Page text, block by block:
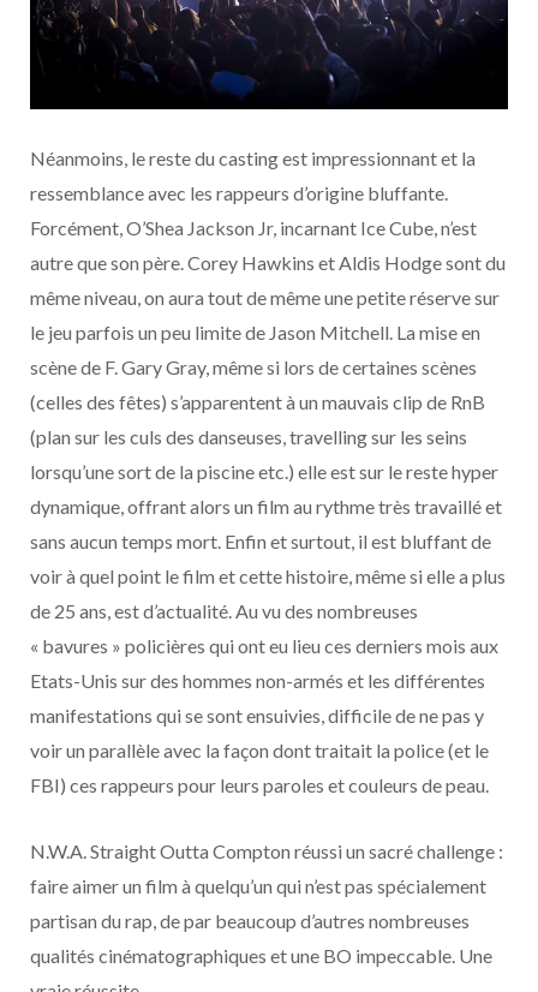
Néanmoins, le reste du casting est impressionnant et la
ressemblance avec les rappeurs d’origine bluffante.
Forcément, O’Shea Jackson Jr, incarnant Ice Cube, n’est
autre que son père. Corey Hawkins et Aldis Hodge sont du
même niveau, on aura tout de même une petite réserve sur
le jeu parfois un peu limite de Jason Mitchell. La mise en
scène de F. Gary Gray, même si lors de certaines scènes
(celles des fêtes) s’apparentent à un mauvais clip de RnB
(plan sur les culs des danseuses, travelling sur les seins
lorsqu’une sort de la piscine etc.) elle est sur le reste hyper
dynamique, offrant alors un film au rythme très travaillé et
sans aucun temps mort. Enfin et surtout, il est bluffant de
voir à quel point le film et cette histoire, même si elle a plus
de 25 ans, est d’actualité. Au vu des nombreuses
« bavures » policières qui ont eu lieu ces derniers mois aux
Etats-Unis sur des hommes non-armés et les différentes
manifestations qui se sont ensuivies, difficile de ne pas y
voir un parallèle avec la façon dont traitait la police (et le
FBI) ces rappeurs pour leurs paroles et couleurs de peau.
N.W.A. Straight Outta Compton réussi un sacré challenge :
faire aimer un film à quelqu’un qui n’est pas spécialement
partisan du rap, de par beaucoup d’autres nombreuses
qualités cinématographiques et une BO impeccable. Une